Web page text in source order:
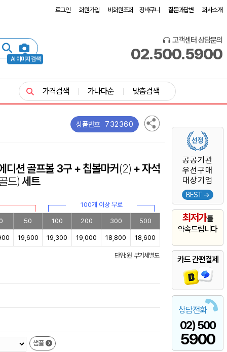
로그인 회원가입 비회원조회 장바구니 질문과답변 회사소개
AI 이미지 검색
고객센터 상담문의
02.500.5900
공공기관
우선구매
대상기업
BEST →
최저가를
약속드립니다
카드 간편결제
상담전화
02) 500
5900
가격검색 가나다순 맞춤검색
상품번호 732360
디션 골프볼 3구 + 칩볼마커(2) + 자석
드)세트
100개 이상 무료
50 100 200 300 500
19,600 19,300 19,000 18,800 18,600
단위: 원 부가세별도
샘플